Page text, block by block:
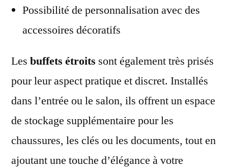
Possibilité de personnalisation avec des
accessoires décoratifs
Les buffets étroits sont également très prisés
pour leur aspect pratique et discret. Installés
dans l’entrée ou le salon, ils offrent un espace
de stockage supplémentaire pour les
chaussures, les clés ou les documents, tout en
ajoutant une touche d’élégance à votre